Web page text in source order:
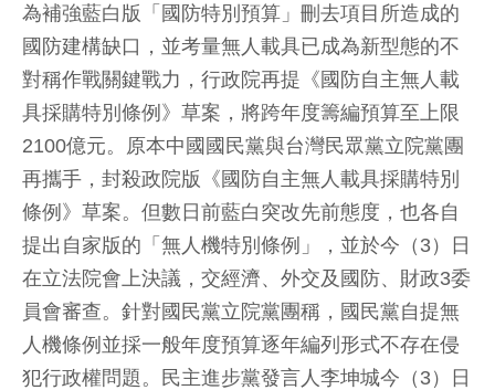
為補強藍白版「國防特別預算」刪去項目所造成的
國防建構缺口，並考量無人載具已成為新型態的不
對稱作戰關鍵戰力，行政院再提《國防自主無人載
具採購特別條例》草案，將跨年度籌編預算至上限
2100億元。原本中國國民黨與台灣民眾黨立院黨團
再攜手，封殺政院版《國防自主無人載具採購特別
條例》草案。但數日前藍白突改先前態度，也各自
提出自家版的「無人機特別條例」，並於今（3）日
在立法院會上決議，交經濟、外交及國防、財政3委
員會審查。針對國民黨立院黨團稱，國民黨自提無
人機條例並採一般年度預算逐年編列形式不存在侵
犯行政權問題。民主進步黨發言人李坤城今（3）日